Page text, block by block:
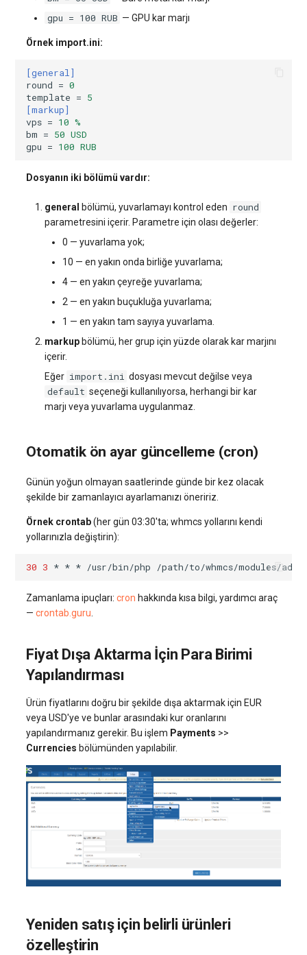
gpu = 100 RUB — GPU kar marjı
Örnek import.ini:
[general]
round = 0
template = 5
[markup]
vps = 10 %
bm = 50 USD
gpu = 100 RUB
Dosyanın iki bölümü vardır:
general bölümü, yuvarlamayı kontrol eden round
parametresini içerir. Parametre için olası değerler:
0 — yuvarlama yok;
10 — en yakın onda birliğe yuvarlama;
4 — en yakın çeyreğe yuvarlama;
2 — en yakın buçukluğa yuvarlama;
1 — en yakın tam sayıya yuvarlama.
markupbölümü, her grup için yüzde olarak kar marjını
içerir.
Eğer import.ini dosyası mevcut değilse veya
default seçeneği kullanılıyorsa, herhangi bir kar
marjı veya yuvarlama uygulanmaz.
Otomatik ön ayar güncelleme (cron)
Günün yoğun olmayan saatlerinde günde bir kez olacak
şekilde bir zamanlayıcı ayarlamanızı öneririz.
Örnek crontab(her gün 03:30'ta; whmcs yollarını kendi
yollarınızla değiştirin):
30 3 * * * /usr/bin/php /path/to/whmcs/modules/
Zamanlama ipuçları:cron hakkında kısa bilgi, yardımcı araç
—crontab.guru
Fiyat Dışa Aktarma İçin Para Birimi
Yapılandırması
Ürün fiyatlarını doğru bir şekilde dışa aktarmak için EUR
veya USD'ye ve bunlar arasındaki kur oranlarını
yapılandırmanız gerekir. Bu işlem Payments >>
Currencies bölümünden yapılabilir.
Yeniden satış için belirli ürünleri
özelleştirin